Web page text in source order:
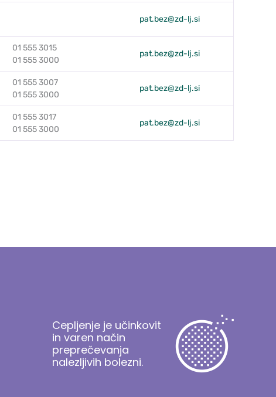
pat.bez@zd-lj.si
01 555 3015
01 555 3000
pat.bez@zd-lj.si
01 555 3007
01 555 3000
pat.bez@zd-lj.si
01 555 3017
01 555 3000
pat.bez@zd-lj.si
Cepljenje je učinkovit
in varen način
preprečevanja
nalezljivih bolezni.